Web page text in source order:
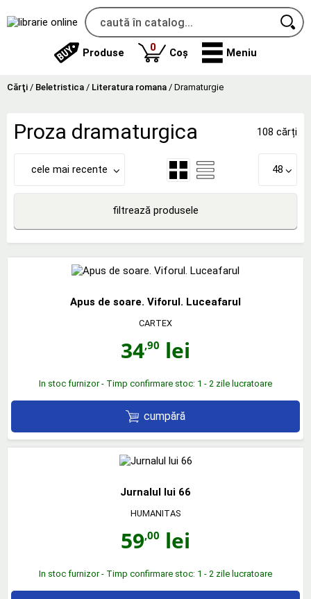
Produse 0produse
Coș Meniu
Cărţi / Beletristica / Literatura romana / Dramaturgie
Proza dramaturgica 108 cărți
cele mai recente 48
filtrează produsele
Apus de soare. Viforul. Luceafarul
CARTEX
34,90 lei
In stoc furnizor - Timp confirmare stoc: 1 - 2 zile lucratoare
cumpără
Jurnalul lui 66
HUMANITAS
59,00 lei
In stoc furnizor - Timp confirmare stoc: 1 - 2 zile lucratoare